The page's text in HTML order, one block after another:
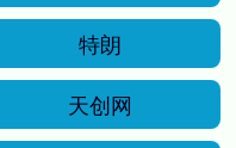
特朗
天创网